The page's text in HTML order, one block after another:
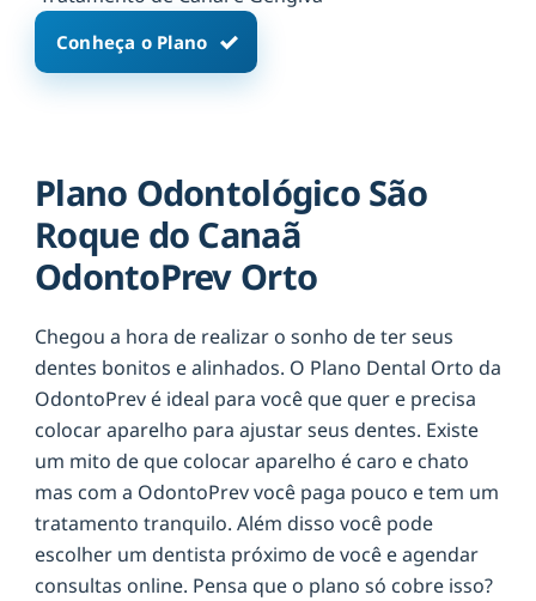
Conheça o Plano
Plano Odontológico São
Roque do Canaã
OdontoPrev Orto
Chegou a hora de realizar o sonho de ter seus
dentes bonitos e alinhados. O Plano Dental Orto da
OdontoPrev é ideal para você que quer e precisa
colocar aparelho para ajustar seus dentes. Existe
um mito de que colocar aparelho é caro e chato
mas com a OdontoPrev você paga pouco e tem um
tratamento tranquilo. Além disso você pode
escolher um dentista próximo de você e agendar
consultas online. Pensa que o plano só cobre isso?